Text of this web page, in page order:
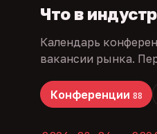
Что в
Календарь
вакансии рынка.
Конференции 88